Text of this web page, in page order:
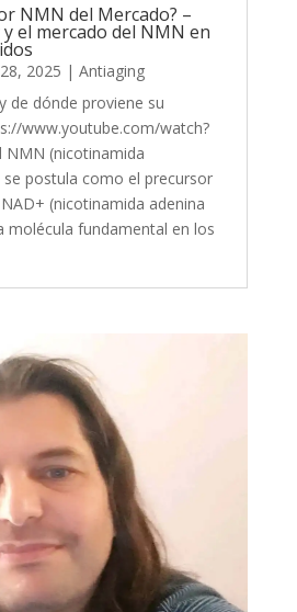
NMN del Mercado? –
el mercado del NMN en
2025 | Antiaging
de dónde proviene su
www.youtube.com/watch?
NMN (nicotinamida
postula como el precursor
(nicotinamida adenina
molécula fundamental en los